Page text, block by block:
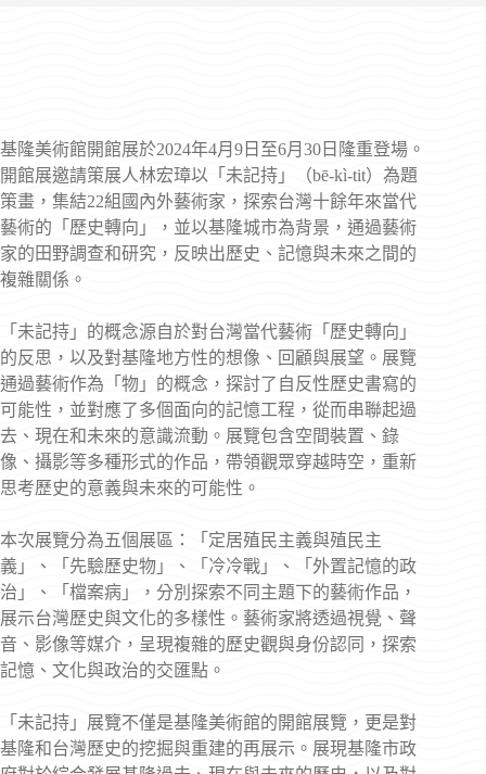
基隆美術館開館展於2024年4月9日至6月30日隆重登場。
開館展邀請策展人林宏璋以「未記持」（bē-kì-tit）為題
策畫，集結22組國內外藝術家，探索台灣十餘年來當代
藝術的「歷史轉向」，並以基隆城市為背景，通過藝術
家的田野調查和研究，反映出歷史、記憶與未來之間的
複雜關係。
「未記持」的概念源自於對台灣當代藝術「歷史轉向」
的反思，以及對基隆地方性的想像、回顧與展望。展覽
通過藝術作為「物」的概念，探討了自反性歷史書寫的
可能性，並對應了多個面向的記憶工程，從而串聯起過
去、現在和未來的意識流動。展覽包含空間裝置、錄
像、攝影等多種形式的作品，帶領觀眾穿越時空，重新
思考歷史的意義與未來的可能性。
本次展覽分為五個展區：「定居殖民主義與殖民主
義」、「先驗歷史物」、「冷冷戰」、「外置記憶的政
治」、「檔案病」，分別探索不同主題下的藝術作品，
展示台灣歷史與文化的多樣性。藝術家將透過視覺、聲
音、影像等媒介，呈現複雜的歷史觀與身份認同，探索
記憶、文化與政治的交匯點。
「未記持」展覽不僅是基隆美術館的開館展覽，更是對
基隆和台灣歷史的挖掘與重建的再展示。展現基隆市政